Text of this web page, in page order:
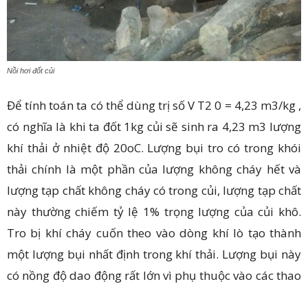
Nồi hơi đốt củi
Để tính toán ta có thể dùng trị số V T2 0 = 4,23 m3/kg ,
có nghĩa là khi ta đốt 1kg củi sẽ sinh ra 4,23 m3 lượng
khí thải ở nhiệt độ 20oC. Lượng bụi tro có trong khói
thải chính là một phần của lượng không cháy hết và
lượng tạp chất không cháy có trong củi, lượng tạp chất
này thường chiếm tỷ lệ 1% trọng lượng của củi khô.
Tro bị khí cháy cuốn theo vào dòng khí lò tạo thành
một lượng bụi nhất định trong khí thải. Lượng bụi này
có nồng độ dao động rất lớn vì phụ thuộc vào các thao